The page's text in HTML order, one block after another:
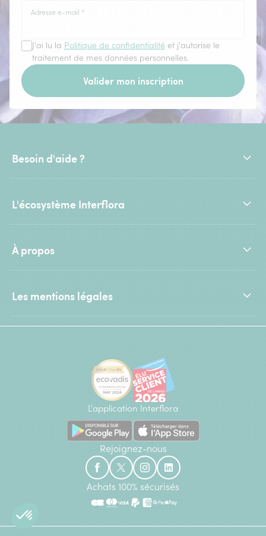
Adresse e-mail *
J'ai lu la Politique de confidentialité et j'autorise le
traitement de mes données personnelles.
Valider mon inscription
Besoin d'aide ?
L'écosystème Interflora
À propos
Les mentions légales
L'application Interflora
Rejoignez-nous
Achats 100% sécurisés